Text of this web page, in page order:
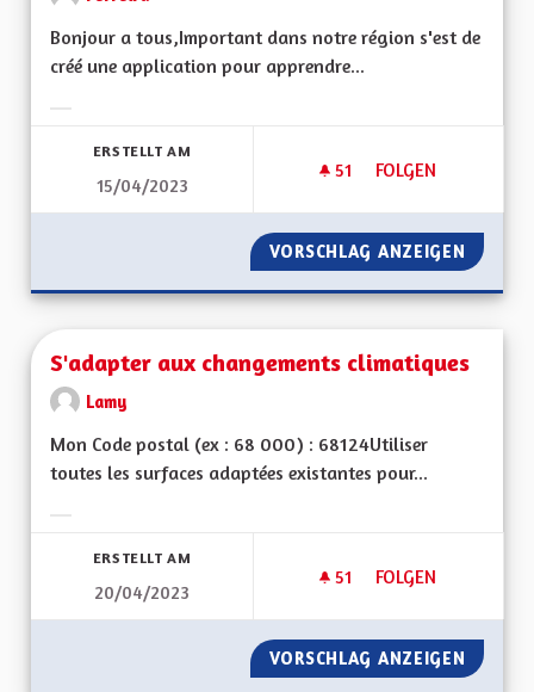
Bonjour a tous,Important dans notre région s'est de
créé une application pour apprendre...
ERSTELLT AM
15/04/2023
51 51 FOLLOWER
FOLGEN
CRÉER UNE
VORSCHLAG ANZEIGEN
S'adapter aux changements climatiques
Lamy
Mon Code postal (ex : 68 000) : 68124Utiliser
toutes les surfaces adaptées existantes pour...
ERSTELLT AM
20/04/2023
51 51 FOLLOWER
FOLGEN
S'ADAPTER AUX
VORSCHLAG ANZEIGEN